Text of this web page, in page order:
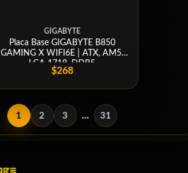
GIGABYTE
Placa Base GIGABYTE B850
GAMING X WIFI6E | ATX, AM5,
LGA 1718, DDR5
$268
1 2 3 ... 31